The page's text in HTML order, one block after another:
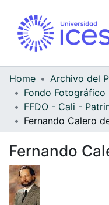
Home
FFDO - Cali -
Fernando